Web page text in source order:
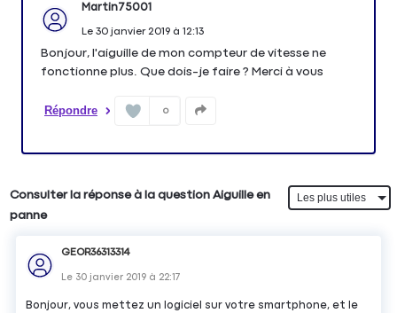
Martin75001
Le 30 janvier 2019à 12:13
Bonjour, l'aiguille de mon compteur de vitesse ne
fonctionne plus. Que dois-je faire ? Merci à vous
Répondre 0
Consulter la réponse à la question Aiguille en
panne
GEOR36313314
Le 30 janvier 2019 à 22:17
Bonjour, vous mettez un logiciel sur votre smartphone, et le